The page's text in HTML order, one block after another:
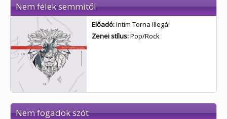
Nem félek semmitől
Előadó:Intim Torna Illegál
Zenei stílus:Pop/Rock
Nem fogadok szót